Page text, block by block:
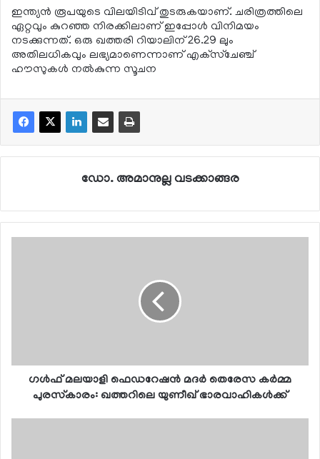
ഇന്ത്യന്‍ രൂപയുടെ വിലയിടിവ് തുടരുകയാണ്. ചരിത്രത്തിലെ
ഏറ്റവും കുറഞ്ഞ നിരക്കിലാണ് ഇപ്പോള്‍ വിനിമയം
നടക്കുന്നത്. ഒരു ഖത്തരി റിയാലിന് 26.29 ലും
അതിലധികവും ലഭ്യമാണെന്നാണ് എക്‌സ്‌ചേഞ്ച്
ഹൗസുകള്‍ നല്‍കുന്ന സൂചന
ഡോ. അമാനുല്ല വടക്കാങ്ങര
ഗള്‍ഫ് മലയാളി ഫെഡറേഷന്‍ മദര്‍ തെരേസ കര്‍മ്മ
പുരസ്‌കാരം: ഖത്തറിലെ യുണീഖ് ഭാരവാഹികള്‍ക്ക്